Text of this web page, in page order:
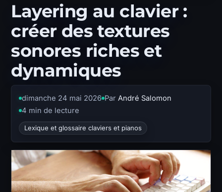
Layering au clavier :
créer des textures
sonores riches et
dynamiques
dimanche 24 mai 2026 Par André Salomon
4 min de lecture
Lexique et glossaire claviers et pianos